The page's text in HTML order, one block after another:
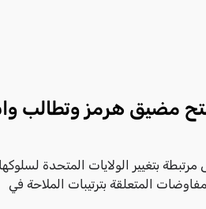
فتح مضيق هرمز وتطالب
بتغيير الولايات المتحدة لسلوكها
المتعلقة بترتيبات الملاحة في